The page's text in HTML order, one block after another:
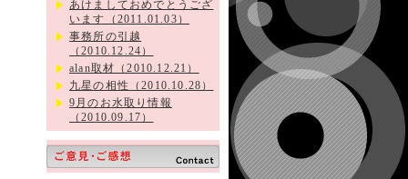
あけましておめでとうござ
います（2011.01.03）
事務所の引越
（2010.12.24）
alan取材（2010.12.21）
九星の相性（2010.10.28）
9月のお水取り情報
（2010.09.17）